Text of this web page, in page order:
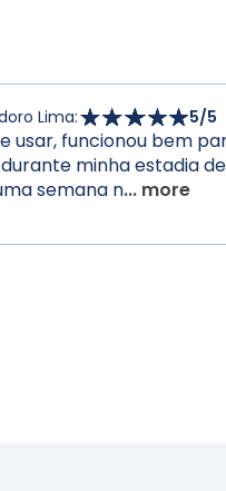
Lima: 5/5
usar, funcionou bem
minha estadia de
semana n... more